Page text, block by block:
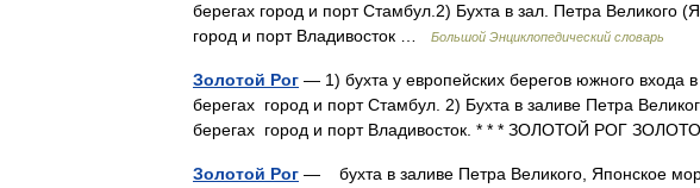
берегах город и порт Стамбул.2) Бухта в зал. Петра Великого
город и порт Владивосток …
Большой Энциклопедический словарь
Золотой Рог — 1) бухта у европейских берегов южного
берегах город и порт Стамбул. 2) Бухта в заливе Петра
берегах город и порт Владивосток. * * * ЗОЛОТОЙ РОГ
Золотой Рог — бухта в заливе Петра Великого, Японское